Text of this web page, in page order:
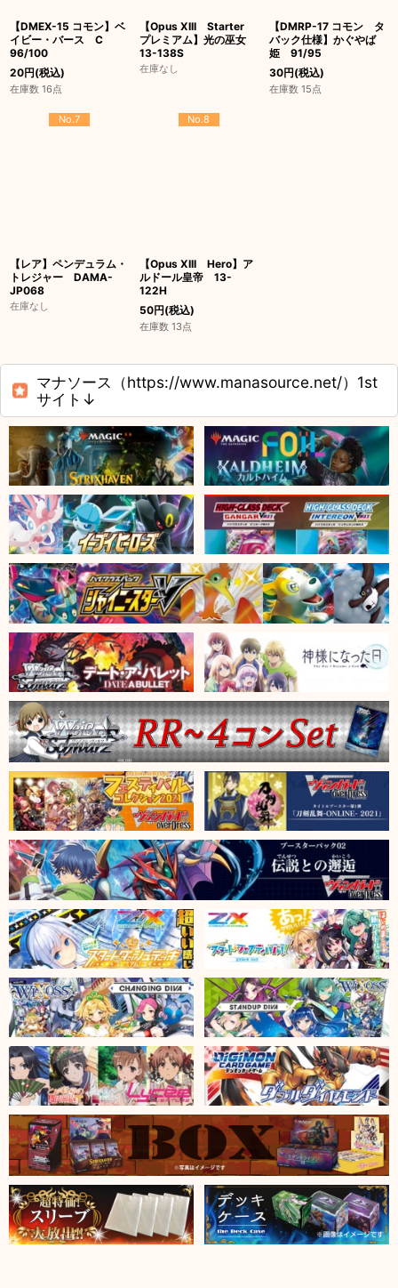
【DMEX-15 コモン】ベ
イビー・バース C
96/100
20円(税込)
在庫数 16点
【Opus XIII Starter
プレミアム】光の巫女
13-138S
在庫なし
【DMRP-17 コモン タ
バック仕様】かぐやば
姫 91/95
30円(税込)
在庫数 15点
No.7
【レア】ペンデュラム・
トレジャー DAMA-
JP068
在庫なし
No.8
【Opus XIII Hero】ア
ルドール皇帝 13-
122H
50円(税込)
在庫数 13点
マナソース（https://www.manasource.net/）1st
サイト↓